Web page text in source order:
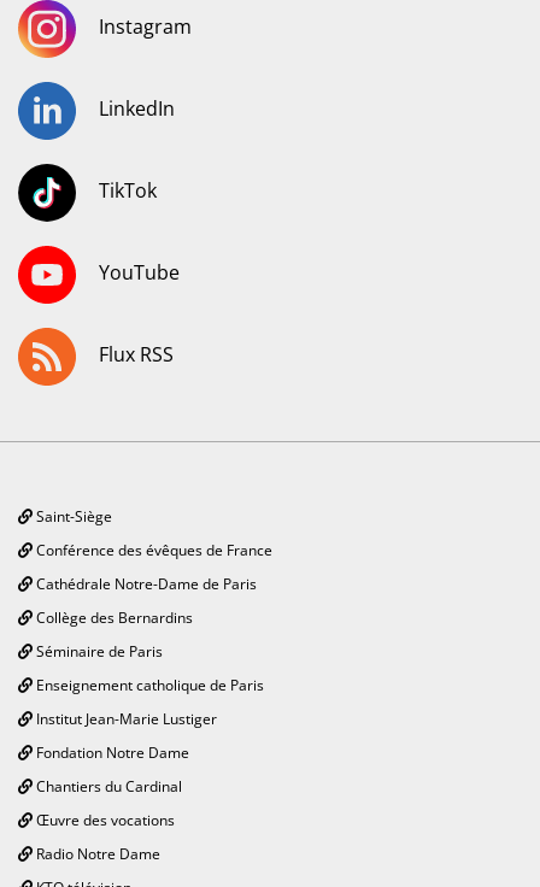
Instagram
LinkedIn
TikTok
YouTube
Flux RSS
Saint-Siège
Conférence des évêques de France
Cathédrale Notre-Dame de Paris
Collège des Bernardins
Séminaire de Paris
Enseignement catholique de Paris
Institut Jean-Marie Lustiger
Fondation Notre Dame
Chantiers du Cardinal
Œuvre des vocations
Radio Notre Dame